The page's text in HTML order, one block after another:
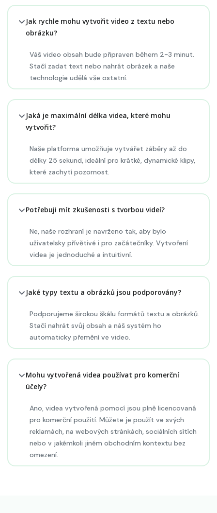
Jak rychle mohu vytvořit video z textu nebo
obrázku?
Váš video obsah bude připraven během 2-3 minut.
Stačí zadat text nebo nahrát obrázek a naše
technologie udělá vše ostatní.
Jaká je maximální délka videa, které mohu
vytvořit?
Naše platforma umožňuje vytvářet záběry až do
délky 25 sekund, ideální pro krátké, dynamické klipy,
které zachytí pozornost.
Potřebuji mít zkušenosti s tvorbou videí?
Ne, naše rozhraní je navrženo tak, aby bylo
uživatelsky přívětivé i pro začátečníky. Vytvoření
videa je jednoduché a intuitivní.
Jaké typy textu a obrázků jsou podporovány?
Podporujeme širokou škálu formátů textu a obrázků.
Stačí nahrát svůj obsah a náš systém ho
automaticky přemění ve video.
Mohu vytvořená videa používat pro komerční
účely?
Ano, videa vytvořená pomocí jsou plně licencovaná
pro komerční použití. Můžete je použít ve svých
reklamách, na webových stránkách, sociálních sítích
nebo v jakémkoli jiném obchodním kontextu bez
omezení.